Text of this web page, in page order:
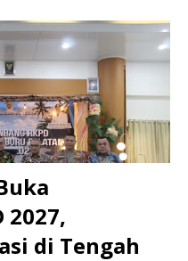
2027,
di Tengah